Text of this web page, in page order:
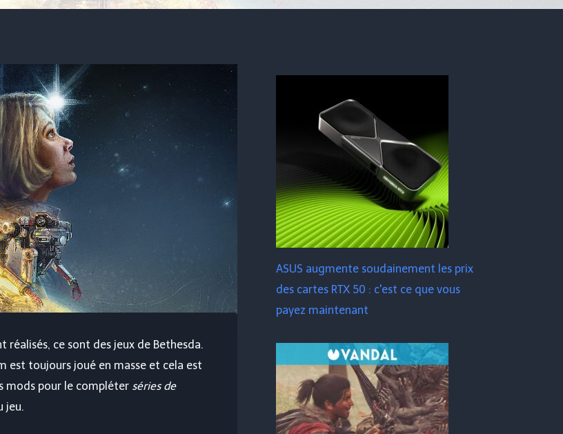
réalisés, ce sont des jeux de Bethesda.
est toujours joué en masse et cela est
mods pour le compléter séries de
jeu.
ASUS augmente soudainement les prix
des cartes RTX 50 : c'est ce que vous
payez maintenant